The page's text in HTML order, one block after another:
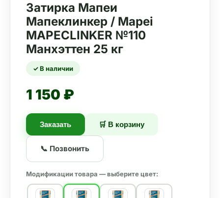
Затирка Мапеи
Мапеклинкер / Mapei
MAPECLINKER №110
Манхэттен 25 кг
✓ В наличии
1 150 ₽
Заказать 🛒 В корзину
📞 Позвонить
Модификации товара — выберите цвет: